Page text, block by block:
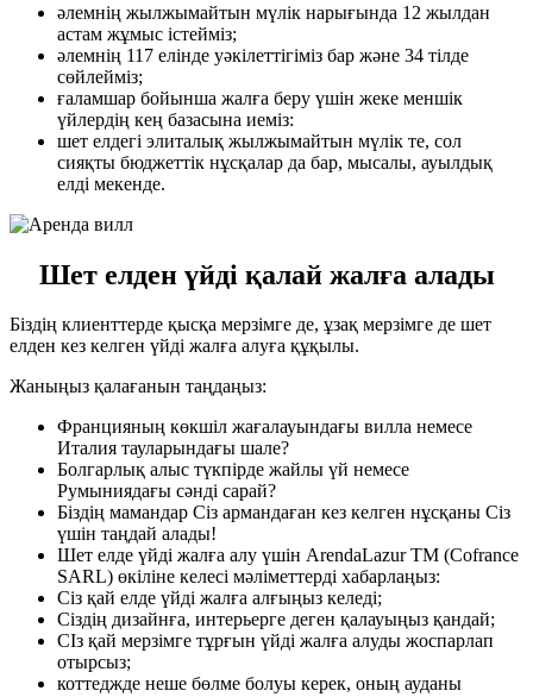
әлемнің жылжымайтын мүлік нарығында 12 жылдан
астам жұмыс істейміз;
әлемнің 117 елінде уәкілеттігіміз бар және 34 тілде
сөйлейміз;
ғаламшар бойынша жалға беру үшін жеке меншік
үйлердің кең базасына иеміз:
шет елдегі элиталық жылжымайтын мүлік те, сол
сияқты бюджеттік нұсқалар да бар, мысалы, ауылдық
елді мекенде.
Шет елден үйді қалай жалға алады
Біздің клиенттерде қысқа мерзімге де, ұзақ мерзімге де шет
елден кез келген үйді жалға алуға құқылы.
Жаныңыз қалағанын таңдаңыз:
Францияның көкшіл жағалауындағы вилла немесе
Италия тауларындағы шале?
Болгарлық алыс түкпірде жайлы үй немесе
Румыниядағы сәнді сарай?
Біздің мамандар Сіз армандаған кез келген нұсқаны Сіз
үшін таңдай алады!
Шет елде үйді жалға алу үшін ArendaLazur TM (Cofrance
SARL) өкіліне келесі мәліметтерді хабарлаңыз:
Сіз қай елде үйді жалға алғыңыз келеді;
Сіздің дизайнға, интерьерге деген қалауыңыз қандай;
СІз қай мерзімге тұрғын үйді жалға алуды жоспарлап
отырсыз;
коттеджде неше бөлме болуы керек, оның ауданы